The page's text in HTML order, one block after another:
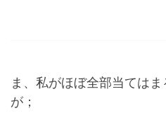
ま、私がほぼ全部当ては
が；